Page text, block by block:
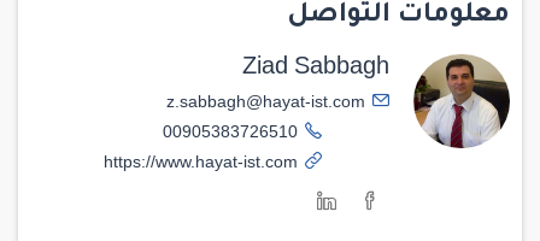
معلومات التواصل
Ziad Sabbagh
z.sabbagh@hayat-ist.com